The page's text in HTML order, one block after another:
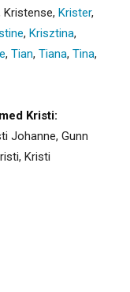
Kristense, Krister,
, Krisztina,
, Tian, Tiana, Tina,
Kristi:
Johanne, Gunn
Kristi